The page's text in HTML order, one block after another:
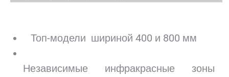
Топ-модели шириной 400 и 800 мм
Независимые инфракрасные зоны